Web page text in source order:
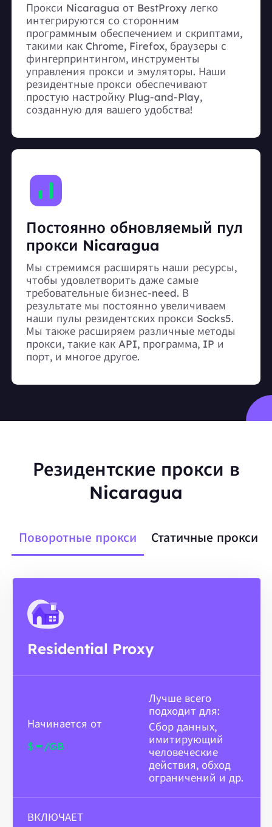
Прокси Nicaragua от BestProxy легко
интегрируются со сторонним
программным обеспечением и скриптами,
такими как Chrome, Firefox, браузеры с
фингерпринтингом, инструменты
управления прокси и эмуляторы. Наши
резидентные прокси обеспечивают
простую настройку Plug-and-Play,
созданную для вашего удобства!
Постоянно обновляемый пул
прокси Nicaragua
Мы стремимся расширять наши ресурсы,
чтобы удовлетворить даже самые
требовательные бизнес-need. В
результате мы постоянно увеличиваем
наши пулы резидентских прокси Socks5.
Мы также расширяем различные методы
прокси, такие как API, программа, IP и
порт, и многое другое.
Резидентские прокси в
Nicaragua
Поворотные прокси Статичные прокси
Residential Proxy
Начинается от
$- /GB
Лучше всего
подходит для:
Сбор данных,
имитирующий
человеческие
действия, обход
ограничений и др.
ВКЛЮЧАЕТ